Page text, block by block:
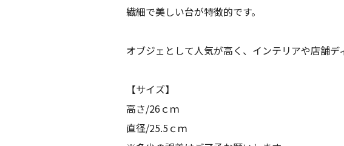
繊細で美しい台が特徴的です。
オブジェとして人気が高く、インテリアや店舗デ
【サイズ】
高さ/26ｃｍ
直径/25.5ｃｍ